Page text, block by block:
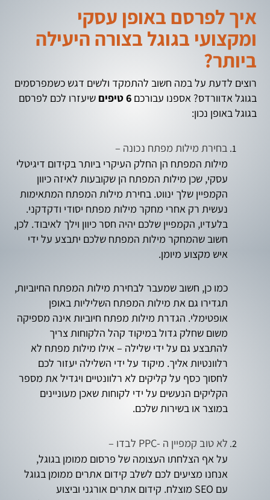
איך לפרסם באופן עסקי
ומקצועי בגוגל בצורה היעילה
ביותר?
רוצים לדעת על במה חשוב להתמקד ולשים דגש כשמפרסמים
בגוגל אדוורדס? אספנו עבורכם 6 טיפים
שיעזרו לכם לפרסם
בגוגל באופן נכון:
בחירת מילות מפתח נכונה –
מילות המפתח הן החלק העיקרי ביותר בקידום דיגיטלי
עסקי, שכן מילות המפתח הן שקובעות לאיזה כיוון
הקמפיין שלך ינווט. בחירת מילות המפתח המתאימות
נעשית רק אחרי מחקר מילות מפתח יסודי ודקדקני.
בלעדיו, הקמפיין שלכם יהיה חסר כיוון וילך לאיבוד. לכן,
חשוב שהמחקר מילות המפתח שלכם יתבצע על ידי
איש מקצוע מיומן.
כמו כן, חשוב שמעבר לבחירת מילות המפתח החיוביות,
תגדירו גם את מילות המפתח השליליות באופן
אופטימלי. הגדרת מילות מפתח חיוביות אינה מספיקה
משום שחלק גדול במיקוד קהל הלקוחות צריך
להתבצע גם על ידי שלילה – אילו מילות מפתח לא
רלוונטיות אליך. מיקוד על ידי השלילה יעזור לכם
לחסוך כסף על קליקים לא רלוונטיים ויגדיל את מספר
הקליקים הנעשים על ידי לקוחות שאכן מעוניינים
במוצר או בשירות שלכם.
לא טוב קמפיין ה -PPC לבדו –
על אף הצלחתו העצומה של פרסום ממומן בגוגל,
אנחנו מציעים לכם לשלב קידום אתרים ממומן בגוגל
עם SEO מוצלח. קידום אתרים אורגני וביצוע